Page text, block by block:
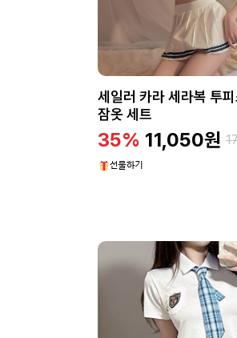
세일러 카라 세라복 투
잠옷 세트
35% 11,050원